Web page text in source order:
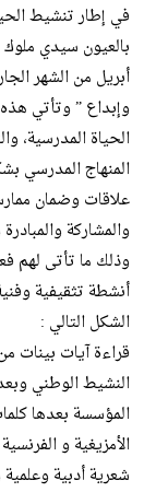
في إطار تنشيط
أبريل من الشهر
وإبداع ” وتأتي هذه
الحياة المدرسية،
المنهاج المدرسي
علاقات وضمان
والمشاركة
وذلك ما تأتى لهم
أنشطة تثقيفية
الشكل التالي :
قراءة آيات بينات
النشيط الوطني
المؤسسة بعدها
الأمزيغية و
شعرية أدبية